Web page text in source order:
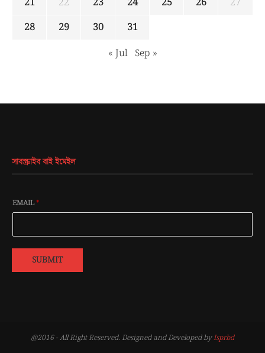
28
29 30
31
« Jul Sep »
সাবস্ক্রাইব বাই ইমেইল
EMAIL*
SUBMIT
@2016 - All Right Reserved. Designed and Developed byIsprbd